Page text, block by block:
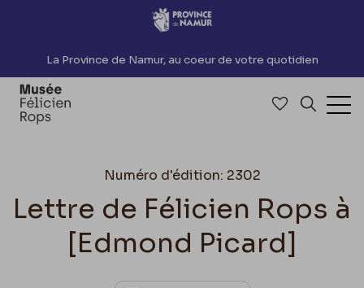
Accèder directement au contenu
La Province de Namur, au coeur de votre quotidien
Accéder à
Numéro d'édition: 2302
Lettre de Félicien Rops à
[Edmond Picard]